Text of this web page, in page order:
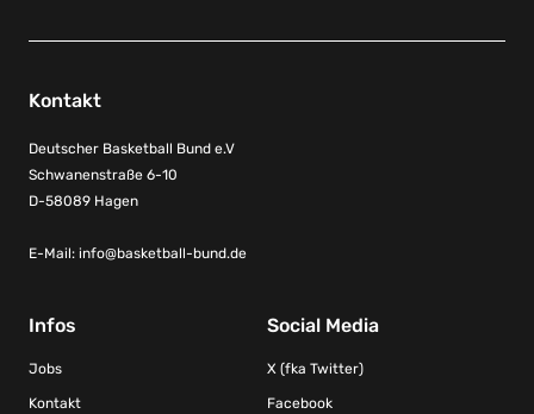
Kontakt
Deutscher Basketball Bund e.V
Schwanenstraße 6-10
D-58089 Hagen
E-Mail: info@basketball-bund.de
Infos
Jobs
Kontakt
Social Media
X (fka Twitter)
Facebook